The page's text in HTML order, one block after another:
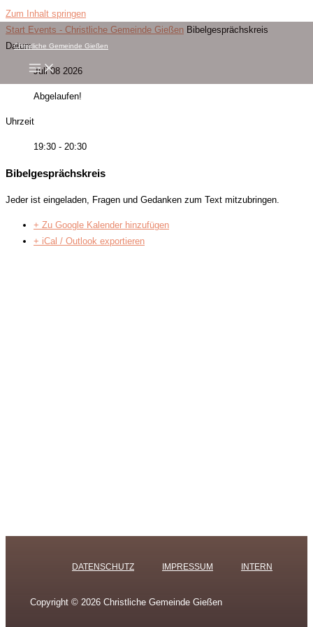
Zum Inhalt springen
Christliche Gemeinde Gießen
Start Events - Christliche Gemeinde Gießen Bibelgesprächskreis
Datum
Juli 08 2026
Abgelaufen!
Uhrzeit
19:30 - 20:30
Bibelgesprächskreis
Jeder ist eingeladen, Fragen und Gedanken zum Text mitzubringen.
+ Zu Google Kalender hinzufügen
+ iCal / Outlook exportieren
DATENSCHUTZ IMPRESSUM INTERN
Copyright © 2026 Christliche Gemeinde Gießen